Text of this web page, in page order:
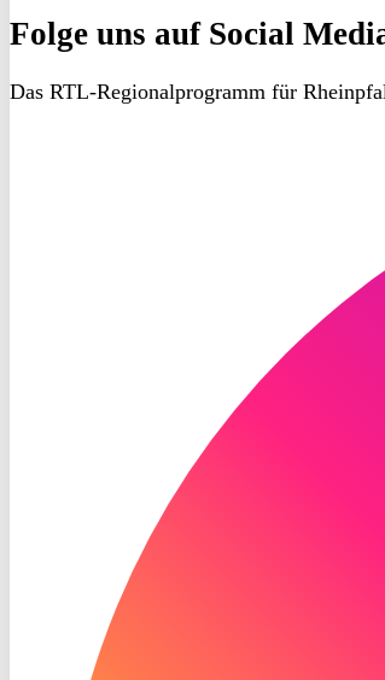
Folge uns auf Social
Das RTL-Regionalprogramm für